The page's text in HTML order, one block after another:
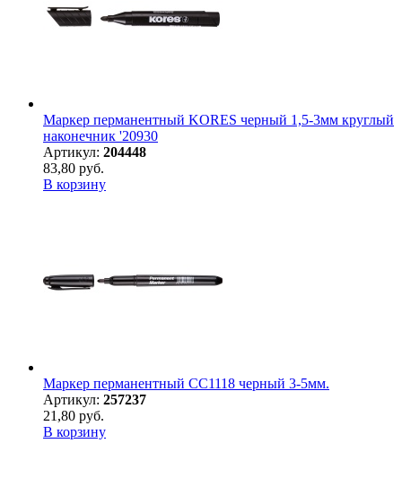
Маркер перманентный KORES черный 1,5-3мм круглый
наконечник '20930
Артикул: 204448
83,80 руб.
В корзину
Маркер перманентный CC1118 черный 3-5мм.
Артикул: 257237
21,80 руб.
В корзину